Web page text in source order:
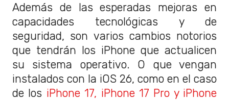
Además de las esperadas mejoras en
capacidades tecnológicas y de
seguridad, son varios cambios notorios
que tendrán los iPhone que actualicen
su sistema operativo. O que vengan
instalados con la iOS 26, como en el caso
de los iPhone 17, iPhone 17 Pro y iPhone